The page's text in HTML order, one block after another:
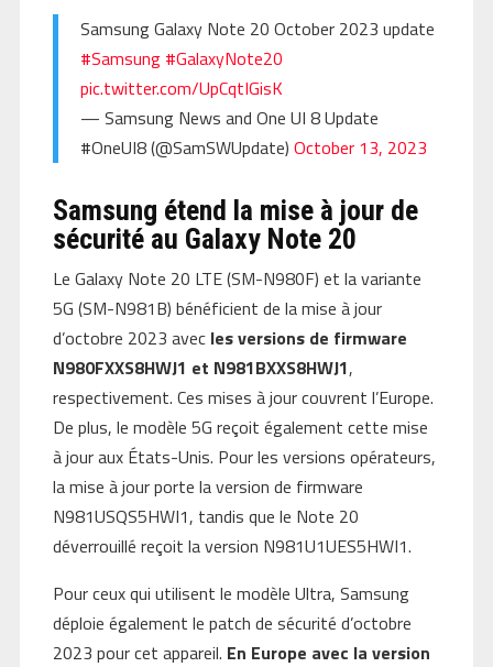
Samsung Galaxy Note 20 October 2023 update
#Samsung #GalaxyNote20
pic.twitter.com/UpCqtIGisK
— Samsung News and One UI 8 Update
#OneUI8 (@SamSWUpdate) October 13, 2023
Samsung étend la mise à jour de
sécurité au Galaxy Note 20
Le Galaxy Note 20 LTE (SM-N980F) et la variante
5G (SM-N981B) bénéficient de la mise à jour
d’octobre 2023 avec les versions de firmware
N980FXXS8HWJ1 et N981BXXS8HWJ1,
respectivement. Ces mises à jour couvrent l’Europe.
De plus, le modèle 5G reçoit également cette mise
à jour aux États-Unis. Pour les versions opérateurs,
la mise à jour porte la version de firmware
N981USQS5HWI1, tandis que le Note 20
déverrouillé reçoit la version N981U1UES5HWI1.
Pour ceux qui utilisent le modèle Ultra, Samsung
déploie également le patch de sécurité d’octobre
2023 pour cet appareil. En Europe avec la version